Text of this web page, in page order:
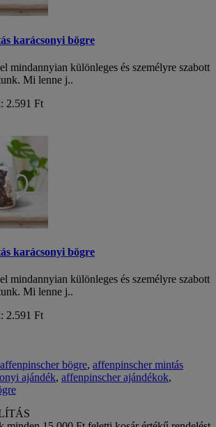
karácsonyi bögre
mindannyian különleges és személyre szabott
Mi lenne j..
2.591 Ft
karácsonyi bögre
mindannyian különleges és személyre szabott
Mi lenne j..
2.591 Ft
bögre, affenpinscher mintás
ajándék, affenpinscher ajándékok,